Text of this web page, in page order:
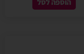
הוספה לסל